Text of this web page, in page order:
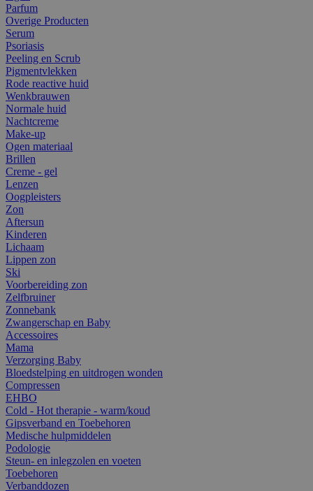
Parfum
Overige Producten
Serum
Psoriasis
Peeling en Scrub
Pigmentvlekken
Rode reactive huid
Wenkbrauwen
Normale huid
Nachtcreme
Make-up
Ogen materiaal
Brillen
Creme - gel
Lenzen
Oogpleisters
Zon
Aftersun
Kinderen
Lichaam
Lippen zon
Ski
Voorbereiding zon
Zelfbruiner
Zonnebank
Zwangerschap en Baby
Accessoires
Mama
Verzorging Baby
Bloedstelping en uitdrogen wonden
Compressen
EHBO
Cold - Hot therapie - warm/koud
Gipsverband en Toebehoren
Medische hulpmiddelen
Podologie
Steun- en inlegzolen en voeten
Toebehoren
Verbanddozen